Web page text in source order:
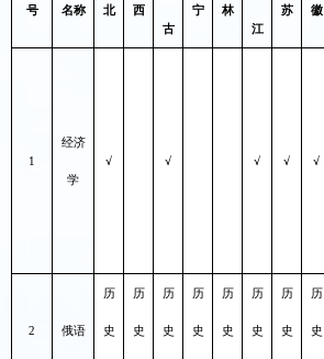
号 名称 北 西
古
宁 林
江
苏 徽
1
经济
学
√ √ √ √ √
2 俄语
历
史
历
史
历
史
历
史
历
史
历
史
历
史
历
史